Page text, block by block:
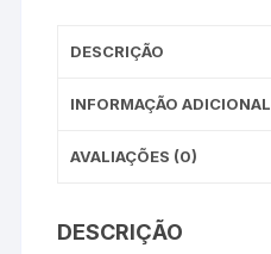
DESCRIÇÃO
INFORMAÇÃO ADICIONAL
AVALIAÇÕES (0)
DESCRIÇÃO